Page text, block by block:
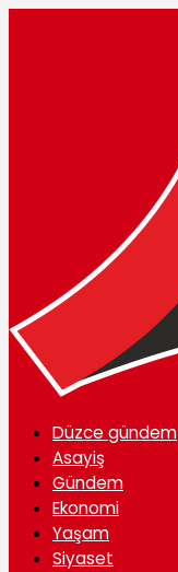
Düzce gündem
Asayiş
Gündem
Ekonomi
Yaşam
Siyaset